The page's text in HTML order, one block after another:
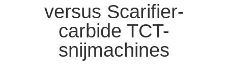
GEVALLEN
VRAAG
versus Scarifier-
carbide TCT-
snijmachines